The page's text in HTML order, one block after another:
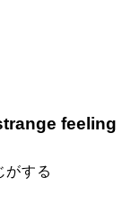
feeling
がする